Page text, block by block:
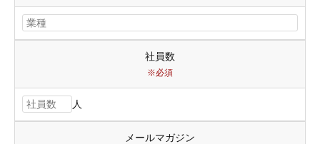
社員数
※必須
人
メールマガジン